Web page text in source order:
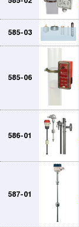
585-03
585-06
586-01
587-01